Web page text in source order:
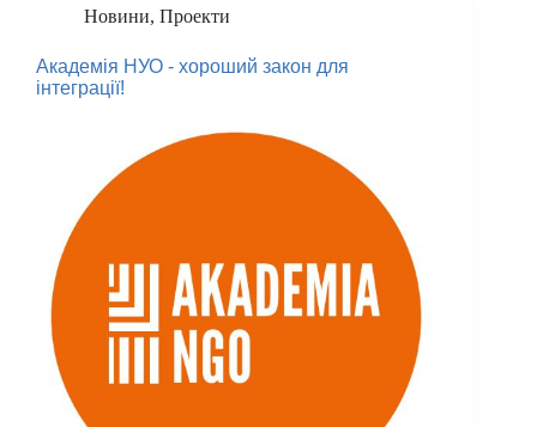
Новини, Проекти
Академія НУО - хороший закон для
інтеграції!